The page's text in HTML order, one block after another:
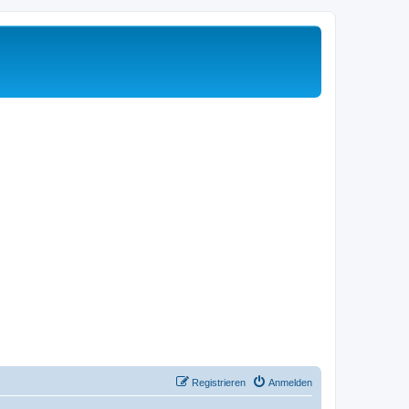
Anmelden
Registrieren